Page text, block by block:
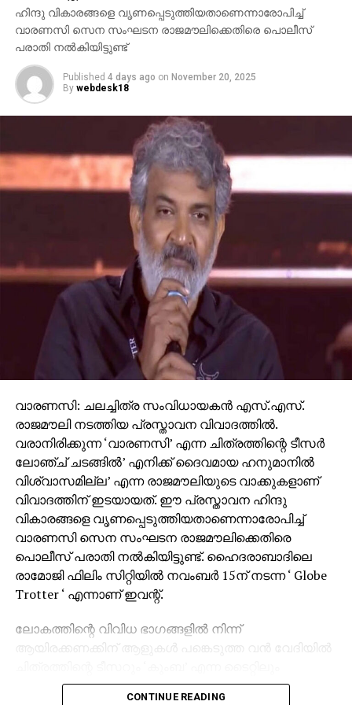
പരാതി നല്‍കിയിട്ടുണ്ട്
Published 4 days ago
വാരണസി: ചലച്ചിത്ര സംവിധായകന്‍ എസ്.എസ്.
വരാനിരിക്കുന്ന ‘വാരണസി’ എന്ന ചിത്രത്തിന്റെ ടീസര്‍
ലോഞ്ച് ചടങ്ങില്‍’ എനിക്ക് ദൈവമായ ഹനുമാനില്‍
വിശ്വാസമില്ല’ എന്ന രാജമൗലിയുടെ വാക്കുകളാണ്
വിവാദത്തിന് ഇടയായത്. ഈ പ്രസ്താവന ഹിന്ദു
വികാരങ്ങളെ വൃണപ്പെടുത്തിയതാണെന്നാരോപിച്ച്
വാരണസി സെന സംഘടന രാജമൗലിക്കെതിരെ
പൊലീസ് പരാതി നല്‍കിയിട്ടുണ്ട്. ഹൈദരാബാദിലെ
രാമോജി ഫിലിം സിറ്റിയില്‍ നവംബര്‍ 15ന് നടന്ന ‘ Globe
Trotter ‘ എന്നാണ് ഇവന്റ്.
ലോകത്തിന്റെ വിവിധ ഭാഗങ്ങളില്‍ നിന്ന്
ചിത്രത്തിന്റെ ടീസറും ‘കുംബ’ എന്ന ടൈറ്റിലും
നടത്തിയതെന്ന് പരാതിയില്‍ ചൂണ്ടിക്കാണിക്കുന്നു.